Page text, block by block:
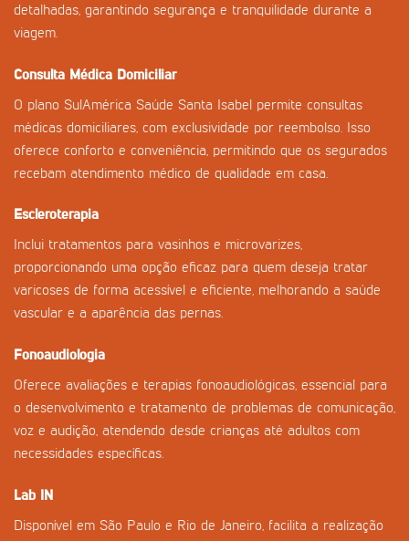
detalhadas, garantindo segurança e tranquilidade durante a
viagem.
Consulta Médica Domiciliar
O plano SulAmérica Saúde Santa Isabel permite consultas
médicas domiciliares, com exclusividade por reembolso. Isso
oferece conforto e conveniência, permitindo que os segurados
recebam atendimento médico de qualidade em casa.
Escleroterapia
Inclui tratamentos para vasinhos e microvarizes,
proporcionando uma opção eficaz para quem deseja tratar
varicoses de forma acessível e eficiente, melhorando a saúde
vascular e a aparência das pernas.
Fonoaudiologia
Oferece avaliações e terapias fonoaudiológicas, essencial para
o desenvolvimento e tratamento de problemas de comunicação,
voz e audição, atendendo desde crianças até adultos com
necessidades específicas.
Lab IN
Disponível em São Paulo e Rio de Janeiro, facilita a realização